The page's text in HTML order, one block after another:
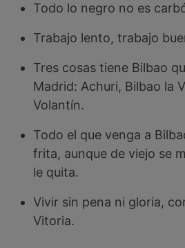
Todo lo negro no es
Trabajo lento, trabajo
Tres cosas tiene Bilbao
Madrid: Achuri, Bilbao la
Volantín.
Todo el que venga a
frita, aunque de viejo se
le quita.
Vivir sin pena ni gloria,
Vitoria.